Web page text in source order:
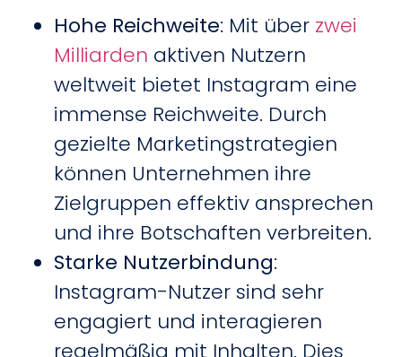
Hohe Reichweite: Mit über zwei
Milliarden aktiven Nutzern
weltweit bietet Instagram eine
immense Reichweite. Durch
gezielte Marketingstrategien
können Unternehmen ihre
Zielgruppen effektiv ansprechen
und ihre Botschaften verbreiten.
Starke Nutzerbindung:
Instagram-Nutzer sind sehr
engagiert und interagieren
regelmäßig mit Inhalten. Dies